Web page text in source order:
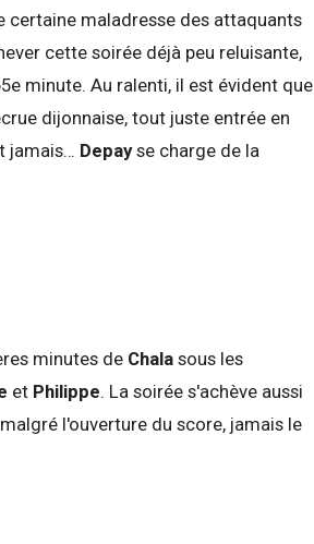
certaine maladresse des attaquants
cette soirée déjà peu reluisante,
minute. Au ralenti, il est évident que
dijonnaise, tout juste entrée en
jamais… Depayse charge de la
minutes de Chala sous les
et Philippe. La soirée s'achève aussi
l'ouverture du score, jamais le